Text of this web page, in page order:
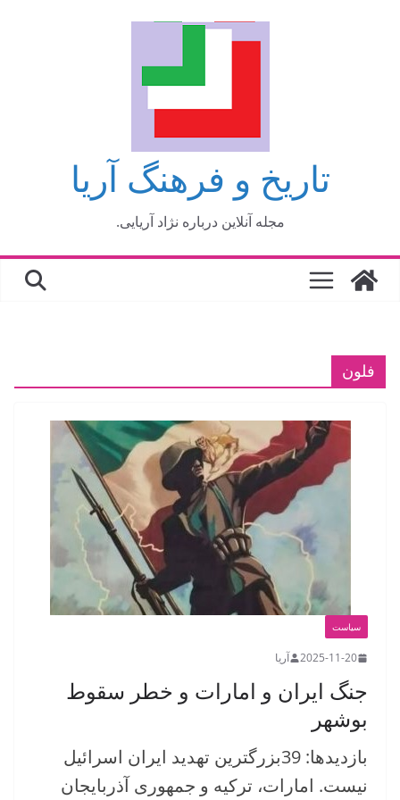
تاریخ و فرهنگ آریا
مجله آنلاین درباره نژاد آریایی.
فلون
سیاست
2025-11-20 آریا
جنگ ایران و امارات و خطر سقوط
بوشهر
بازدیدها: 39بزرگترین تهدید ایران اسرائیل
نیست. امارات، ترکیه و جمهوری آذربایجان